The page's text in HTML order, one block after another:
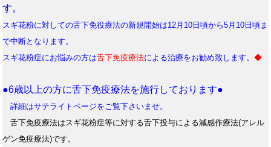
す。
スギ花粉に対しての舌下免役療法の新規開始は12月10日頃から5月10日頃ま
で中断となります。
スギ花粉症にお悩みの方は舌下免疫療法による治療をお勧め致します。◆
●6歳以上の方に舌下免疫療法を施行しております●
詳細はサテライトページをご覧下さいませ。
舌下免疫療法はスギ花粉症等に対する舌下投与による減感作療法(アレル
ゲン免疫療法)です。